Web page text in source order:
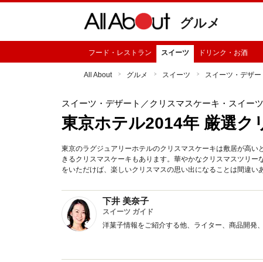
グルメ
フード・レストラン スイーツ ドリンク・お酒
All About グルメ スイーツ スイーツ・デザー
スイーツ・デザート ／クリスマスケーキ・スイーツ
東京ホテル2014年 厳選ク
東京のラグジュアリーホテルのクリスマスケーキは敷居が高
きるクリスマスケーキもあります。華やかなクリスマスツリ
をいただけば、楽しいクリスマスの思い出になることは間違い
下井 美奈子
スイーツ ガイド
洋菓子情報をご紹介する他、ライター、商品開発